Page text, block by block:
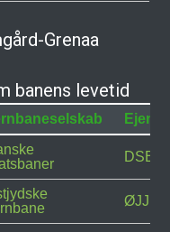
Grenaa
banens levetid
DSB
ØJJ